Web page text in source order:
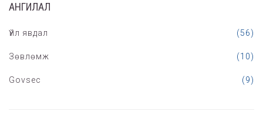
АНГИЛАЛ
Үйл явдал (56)
Зөвлөмж (10)
Govsec (9)